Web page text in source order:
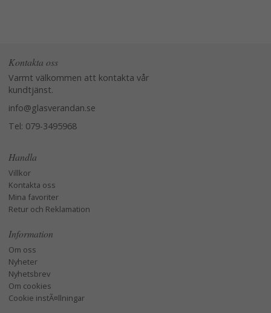
Kontakta oss
Varmt välkommen att kontakta vår
kundtjänst.
info@glasverandan.se
Tel: 079-3495968
Handla
Villkor
Kontakta oss
Mina favoriter
Retur och Reklamation
Information
Om oss
Nyheter
Nyhetsbrev
Om cookies
Cookie instÃ¤llningar